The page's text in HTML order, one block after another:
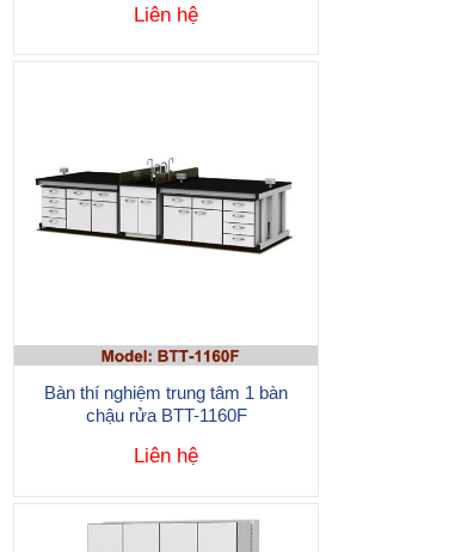
Liên hệ
Bàn thí nghiệm trung tâm 1 bàn
chậu rửa BTT-1160F
Liên hệ